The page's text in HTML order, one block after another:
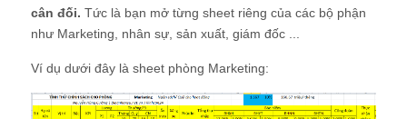
cân đối. Tức là bạn mở từng sheet riêng của các bộ phận
như Marketing, nhân sự, sản xuất, giám đốc ...
Ví dụ dưới đây là sheet phòng Marketing: